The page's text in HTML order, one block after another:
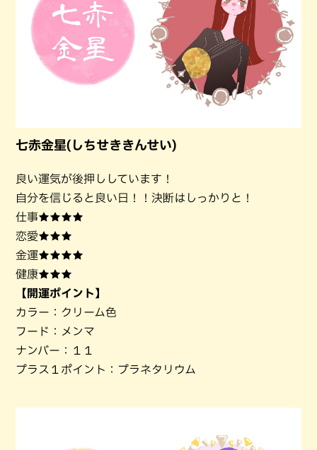
七赤金星(しちせききんせい)
良い運気が後押ししています！
自分を信じると良い日！！決断はしっかりと！
仕事★★★★
恋愛★★★
金運★★★★
健康★★★
【開運ポイント】
カラー：クリーム色
フード：メンマ
ナンバー：１１
プラス１ポイント：プラネタリウム